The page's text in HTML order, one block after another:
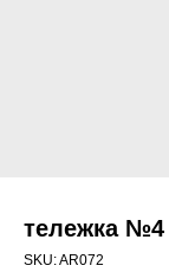
тележка №4
SKU:AR072